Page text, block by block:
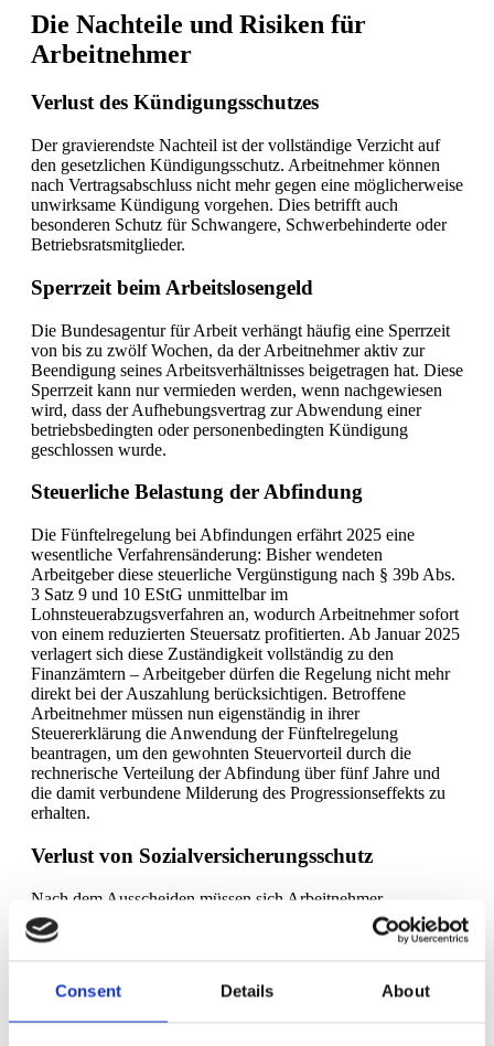
Consent Details About
Die Nachteile und Risiken für
Arbeitnehmer
Verlust des Kündigungsschutzes
Der gravierendste Nachteil ist der vollständige Verzicht auf
den gesetzlichen Kündigungsschutz. Arbeitnehmer können
nach Vertragsabschluss nicht mehr gegen eine möglicherweise
unwirksame Kündigung vorgehen. Dies betrifft auch
besonderen Schutz für Schwangere, Schwerbehinderte oder
Betriebsratsmitglieder.
Sperrzeit beim Arbeitslosengeld
Die Bundesagentur für Arbeit verhängt häufig eine Sperrzeit
von bis zu zwölf Wochen, da der Arbeitnehmer aktiv zur
Beendigung seines Arbeitsverhältnisses beigetragen hat. Diese
Sperrzeit kann nur vermieden werden, wenn nachgewiesen
wird, dass der Aufhebungsvertrag zur Abwendung einer
betriebsbedingten oder personenbedingten Kündigung
geschlossen wurde.
Steuerliche Belastung der Abfindung
Die Fünftelregelung bei Abfindungen erfährt 2025 eine
wesentliche Verfahrensänderung: Bisher wendeten
Arbeitgeber diese steuerliche Vergünstigung nach § 39b Abs.
3 Satz 9 und 10 EStG unmittelbar im
Lohnsteuerabzugsverfahren an, wodurch Arbeitnehmer sofort
von einem reduzierten Steuersatz profitierten. Ab Januar 2025
verlagert sich diese Zuständigkeit vollständig zu den
Finanzämtern – Arbeitgeber dürfen die Regelung nicht mehr
direkt bei der Auszahlung berücksichtigen. Betroffene
Arbeitnehmer müssen nun eigenständig in ihrer
Steuererklärung die Anwendung der Fünftelregelung
beantragen, um den gewohnten Steuervorteil durch die
rechnerische Verteilung der Abfindung über fünf Jahre und
die damit verbundene Milderung des Progressionseffekts zu
erhalten.
Verlust von Sozialversicherungsschutz
Nach dem Ausscheiden müssen sich Arbeitnehmer
eigenständig krankenversichern, falls sie nicht sofort ein neues
Arbeitsverhältnis beginnen. Die Beiträge zur freiwilligen
Rechtliche Fallstricke und